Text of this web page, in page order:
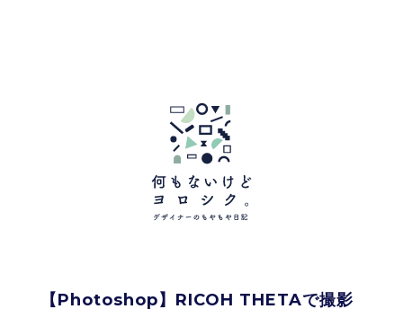
【Photoshop】RICOH THETAで撮影